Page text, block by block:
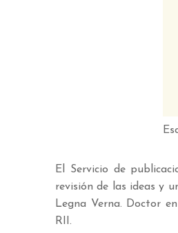
El Servicio de
revisión de las ideas y
Legna Verna. Doctor
RII.